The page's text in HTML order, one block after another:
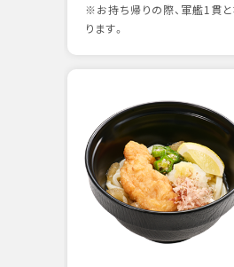
※お持ち帰りの際、軍艦1貫と
ります。